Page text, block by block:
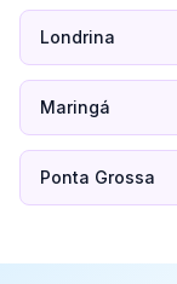
Londrina
Maringá
Ponta Grossa